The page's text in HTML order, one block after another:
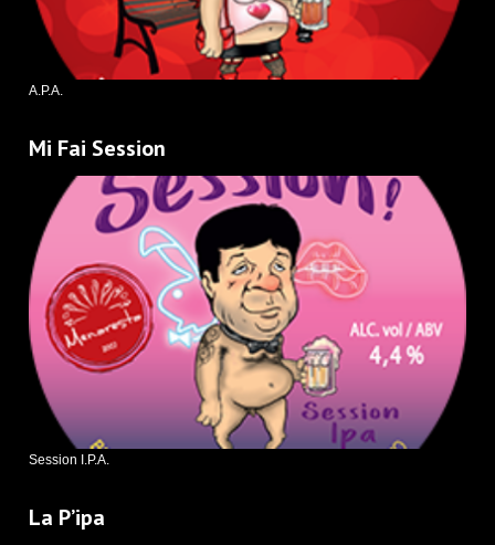
A.P.A.
Mi Fai Session
Session I.P.A.
La P’ipa